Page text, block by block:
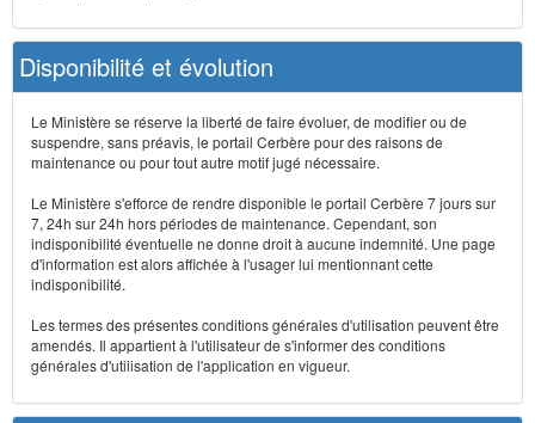
Disponibilité et évolution
Le Ministère se réserve la liberté de faire évoluer, de modifier ou de
suspendre, sans préavis, le portail Cerbère pour des raisons de
maintenance ou pour tout autre motif jugé nécessaire.
Le Ministère s'efforce de rendre disponible le portail Cerbère 7 jours sur
7, 24h sur 24h hors périodes de maintenance. Cependant, son
indisponibilité éventuelle ne donne droit à aucune indemnité. Une page
d'information est alors affichée à l'usager lui mentionnant cette
indisponibilité.
Les termes des présentes conditions générales d'utilisation peuvent être
amendés. Il appartient à l'utilisateur de s'informer des conditions
générales d'utilisation de l'application en vigueur.